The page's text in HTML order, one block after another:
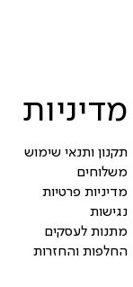
מדיניות
תקנון ותנאי שימוש
משלוחים
מדיניות פרטיות
נגישות
מתנות לעסקים
החלפות והחזרות